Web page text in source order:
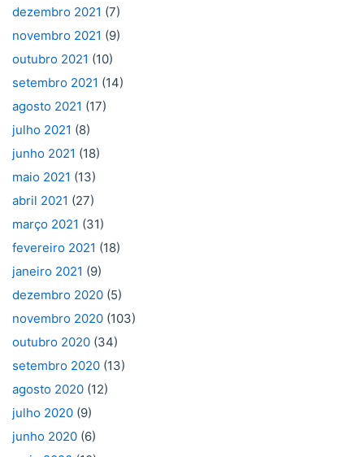
dezembro 2021 (7)
novembro 2021 (9)
outubro 2021 (10)
setembro 2021 (14)
agosto 2021 (17)
julho 2021 (8)
junho 2021 (18)
maio 2021 (13)
abril 2021 (27)
março 2021 (31)
fevereiro 2021 (18)
janeiro 2021 (9)
dezembro 2020 (5)
novembro 2020 (103)
outubro 2020 (34)
setembro 2020 (13)
agosto 2020 (12)
julho 2020 (9)
junho 2020 (6)